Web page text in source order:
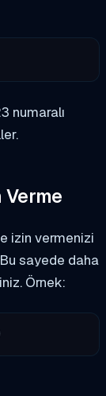
numaralı
Verme
izin vermenizi
sayede daha
Örnek: